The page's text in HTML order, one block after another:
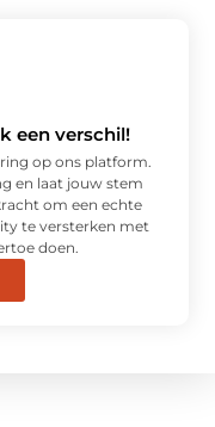
een verschil!
op ons platform.
en laat jouw stem
om een echte
te versterken met
doen.